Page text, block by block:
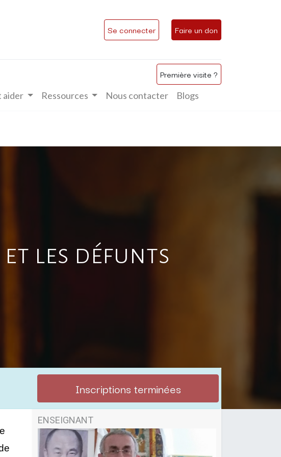
Se connecter Faire un don
Première visite ?
aider Ressources Nous contacter Blogs
et les défunts
Inscriptions terminées
ENSEIGNANT